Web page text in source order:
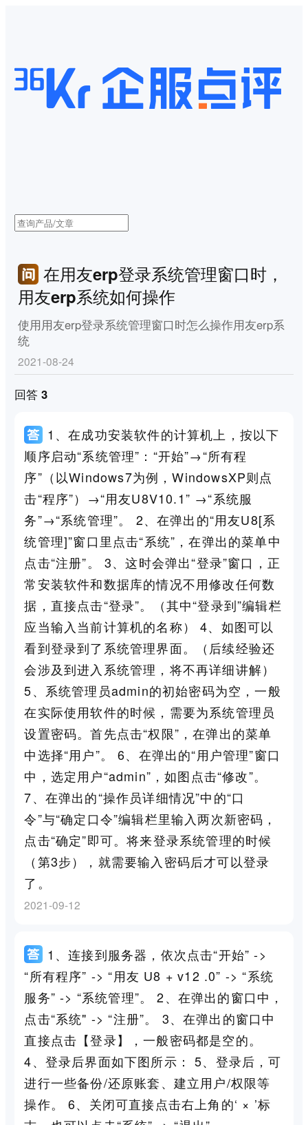
在用友erp登录系统管理窗口时，
用友erp系统如何操作
使用用友erp登录系统管理窗口时怎么操作用友erp系
统
2021-08-24
回答 3
1、在成功安装软件的计算机上，按以下
顺序启动“系统管理”：“开始”→“所有程
序”（以Windows7为例，WindowsXP则点
击“程序”）→“用友U8V10.1” →“系统服
务”→“系统管理”。 2、在弹出的“用友U8[系
统管理]”窗口里点击“系统”，在弹出的菜单中
点击“注册”。 3、这时会弹出“登录”窗口，正
常安装软件和数据库的情况不用修改任何数
据，直接点击“登录”。（其中“登录到”编辑栏
应当输入当前计算机的名称） 4、如图可以
看到登录到了系统管理界面。（后续经验还
会涉及到进入系统管理，将不再详细讲解）
5、系统管理员admin的初始密码为空，一般
在实际使用软件的时候，需要为系统管理员
设置密码。首先点击“权限”，在弹出的菜单
中选择“用户”。 6、在弹出的“用户管理”窗口
中，选定用户“admin”，如图点击“修改”。
7、在弹出的“操作员详细情况”中的“口
令”与“确定口令”编辑栏里输入两次新密码，
点击“确定”即可。将来登录系统管理的时候
（第3步），就需要输入密码后才可以登录
了。
2021-09-12
1、连接到服务器，依次点击“开始” ->
“所有程序” -> “用友 U8 + v12 .0” -> “系统
服务” -> “系统管理”。 2、在弹出的窗口中，
点击“系统" -> “注册”。 3、在弹出的窗口中
直接点击【登录】，一般密码都是空的。
4、登录后界面如下图所示： 5、登录后，可
进行一些备份/还原账套、建立用户/权限等
操作。 6、关闭可直接点击右上角的‘ × ’标